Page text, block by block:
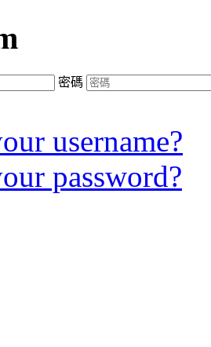
密碼
username?
password?